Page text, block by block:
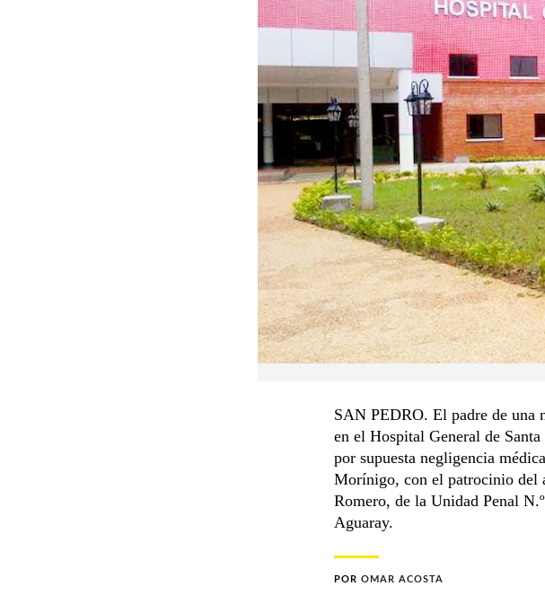
SAN PEDRO. El padre de una
en el Hospital General de
por supuesta negligencia
Morínigo, con el patrocinio del
Romero, de la Unidad Penal
Aguaray.
POR OMAR ACOSTA